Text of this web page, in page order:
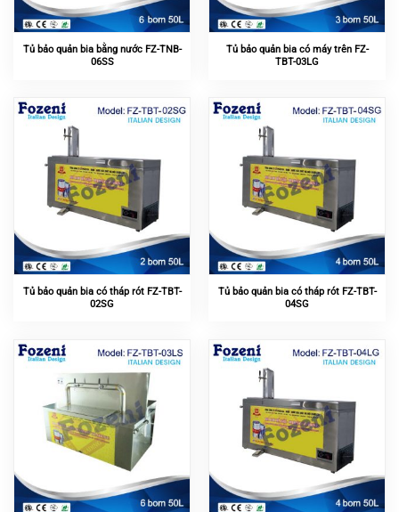
Tủ bảo quản bia bằng nước FZ-TNB-
06SS
Tủ bảo quản bia có máy trên FZ-
TBT-03LG
Tủ bảo quản bia có tháp rót FZ-TBT-
02SG
Tủ bảo quản bia có tháp rót FZ-TBT-
04SG